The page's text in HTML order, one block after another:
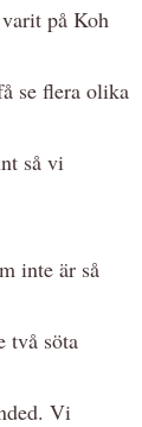
på Koh
se flera olika
så vi
inte är så
två söta
Vi